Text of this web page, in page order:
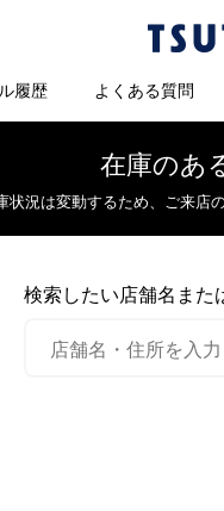
履歴 よくある質問
在庫のあ
状況は変動するため、 ご来店
検索したい店舗名また